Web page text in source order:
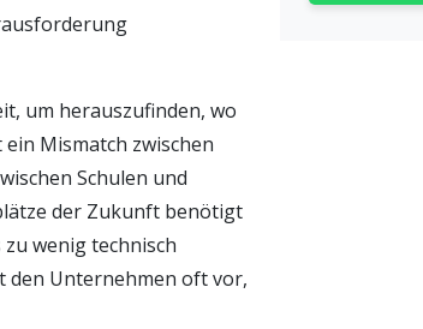
um herauszufinden, wo
Mismatch zwischen
Schulen und
der Zukunft benötigt
wenig technisch
den Unternehmen oft vor,